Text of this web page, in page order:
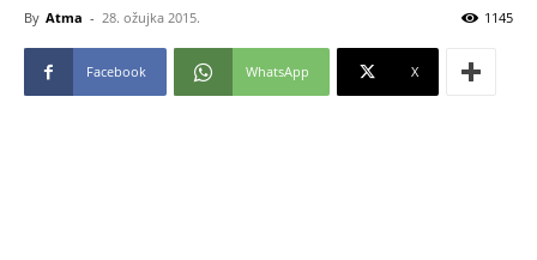
By Atma - 28. ožujka 2015. 1145
Facebook WhatsApp X